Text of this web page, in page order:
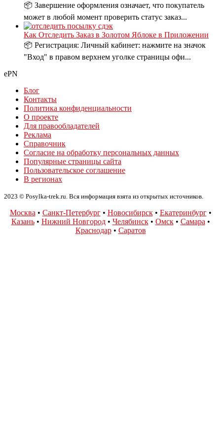
📦 Завершение оформления означает, что покупатель
может в любой момент проверить статус заказ...
Как Отследить Заказ в Золотом Яблоке в Приложении
📦 Регистрация: Личный кабинет: нажмите на значок
"Вход" в правом верхнем уголке страницы офи...
ePN
Блог
Контакты
Политика конфиденциальности
О проекте
Для правообладателей
Реклама
Справочник
Согласие на обработку персональных данных
Популярные страницы сайта
Пользовательское соглашение
В регионах
2023 © Posylka-trek.ru. Вся информация взята из открытых источников.
Москва • Санкт-Петербург• Новосибирск• Екатеринбург•
Казань• Нижний Новгород• Челябинск• Омск• Самара •
Краснодар• Саратов